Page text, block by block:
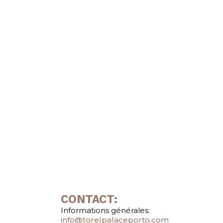
CONTACT:
Informations générales:
info@torelpalaceporto.com